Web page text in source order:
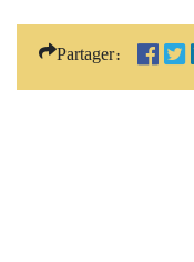
Partager: